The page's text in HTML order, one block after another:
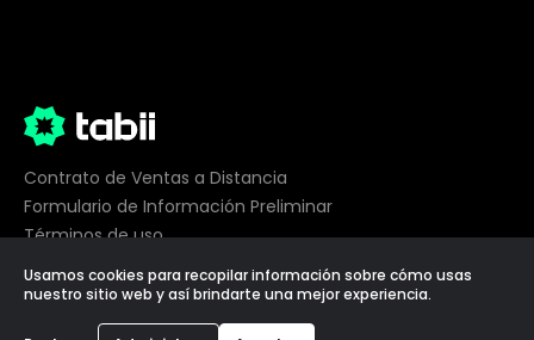
Contrato de Ventas a Distancia
Formulario de Información Preliminar
Términos de uso
Privacidad
Preferencias de cookies
Usamos cookies para recopilar información sobre cómo usas
nuestro sitio web y así brindarte una mejor experiencia.